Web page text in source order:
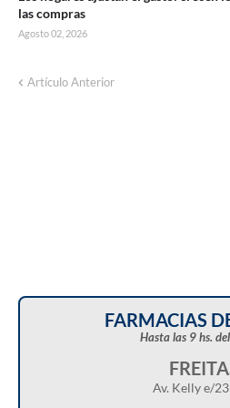
las compras
Agosto 02, 2026
Artículo Anterior
FARMACIAS
Hasta las 9 hs.
Av. Kelly e/